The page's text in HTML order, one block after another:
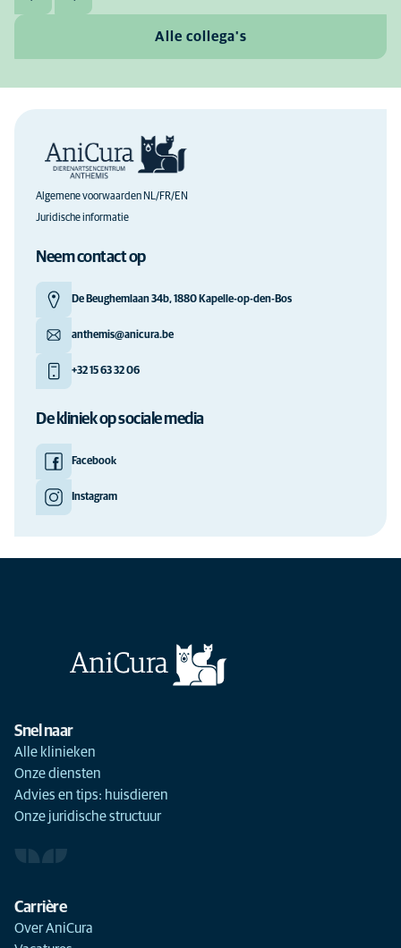
Alle collega's
Algemene voorwaarden NL/FR/EN
Juridische informatie
Neem contact op
De Beughemlaan 34b, 1880 Kapelle-op-den-Bos
anthemis@anicura.be
+32 15 63 32 06
De kliniek op sociale media
Facebook
Instagram
Snel naar
Alle klinieken
Onze diensten
Advies en tips: huisdieren
Onze juridische structuur
Carrière
Over AniCura